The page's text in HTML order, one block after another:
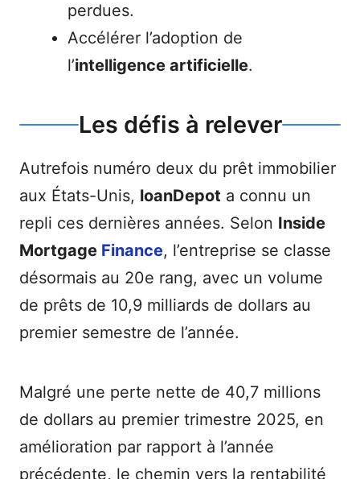
perdues.
Accélérer l’adoption de
l’intelligence artificielle.
Les défis à relever
Autrefois numéro deux du prêt immobilier
aux États-Unis, loanDepot a connu un
repli ces dernières années. Selon Inside
Mortgage Finance, l’entreprise se classe
désormais au 20e rang, avec un volume
de prêts de 10,9 milliards de dollars au
premier semestre de l’année.
Malgré une perte nette de 40,7 millions
de dollars au premier trimestre 2025, en
amélioration par rapport à l’année
précédente, le chemin vers la rentabilité